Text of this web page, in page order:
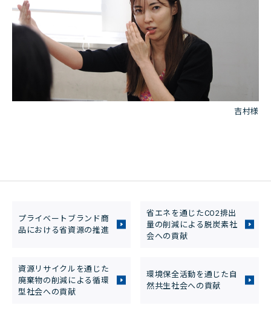
吉村様
プライベートブランド商
品における省資源の推進
省エネを通じたCO2排出
量の削減による脱炭素社
会への貢献
資源リサイクルを通じた
廃棄物の削減による循環
型社会への貢献
環境保全活動を通じた自
然共生社会への貢献